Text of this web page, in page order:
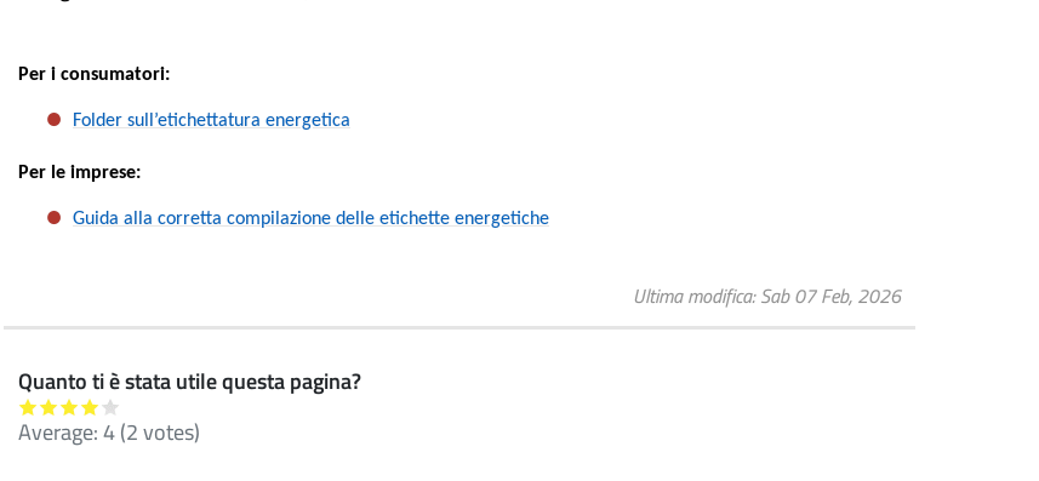
Per i consumatori:
Folder sull’etichettatura energetica
Per le imprese:
Guida alla corretta compilazione delle etichette energetiche
Ultima modifica Sab 07 Feb, 2026
Quanto ti è stata utile questa pagina?
Average:4(2votes)